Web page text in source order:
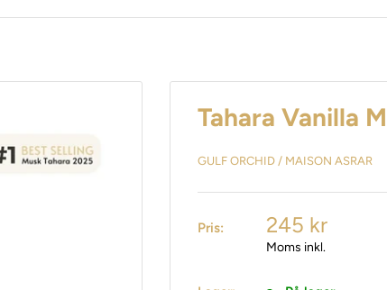
Tahara Vanilla
GULF ORCHID / MAISON ASRAR
Pris: 245 kr
Moms inkl.